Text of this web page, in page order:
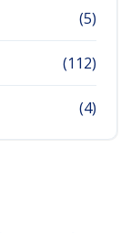
(5)
(112)
(4)